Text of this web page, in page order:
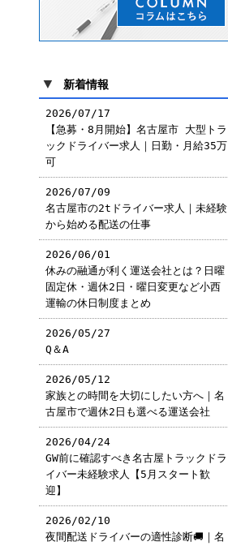
▼ 新着情報
2026/07/17
【急募・8月開始】名古屋市 大型トラ
ックドライバー求人｜日勤・月給35万
可
2026/07/09
名古屋市の2tドライバー求人｜未経験
から始める配送の仕事
2026/06/01
休みの融通が利く運送会社とは？日曜
固定休・週休2日・曜日変更など小西
運輸の休日制度まとめ
2026/05/27
Q＆A
2026/05/12
家族との時間を大切にしたい方へ｜名
古屋市で週休2日も選べる運送会社
2026/04/24
GW前に確認すべき名古屋トラックドラ
イバー未経験求人【5月スタート歓
迎】
2026/02/10
夜間配送ドライバーの適性診断🚚｜名